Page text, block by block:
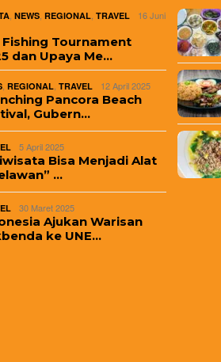
, NEWS, REGIONAL, TRAVEL
16 Juni
Fishing Tournament
dan Upaya Me…
, REGIONAL, TRAVEL 12 April 2025
Pancora Beach
Gubern…
5 April 2025
Bisa Menjadi Alat
…
30 Maret 2025
Ajukan Warisan
ke UNE…